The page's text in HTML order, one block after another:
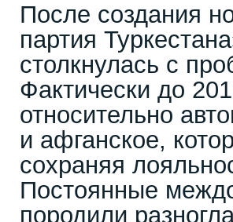
После создания
партия
столкнулась с
Фактически до
относительно
и афганское,
сохраняя
Постоянные
породили